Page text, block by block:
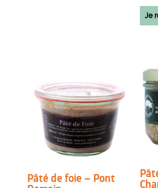
Pâté de foie – Pont
Je